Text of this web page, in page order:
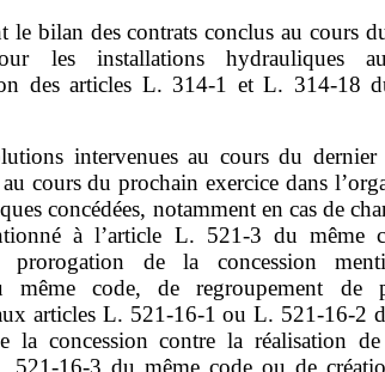
le bilan des contrats conclus au cours
les installations hydrauliques
des articles L. 314‑1 et L. 314‑18
intervenues au cours du dernier
cours du prochain exercice dans
concédées, notamment en cas de
à l’article L. 521‑3 du même
prorogation de la concession
code, de regroupement de
articles L. 521‑16‑1 ou L. 521‑16‑2
la concession contre la réalisation
521‑16‑3 du même code ou de